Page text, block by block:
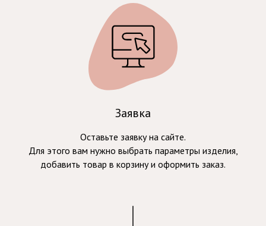
Заявка
Оставьте заявку на сайте.
Для этого вам нужно выбрать параметры изделия,
добавить товар в корзину и оформить заказ.